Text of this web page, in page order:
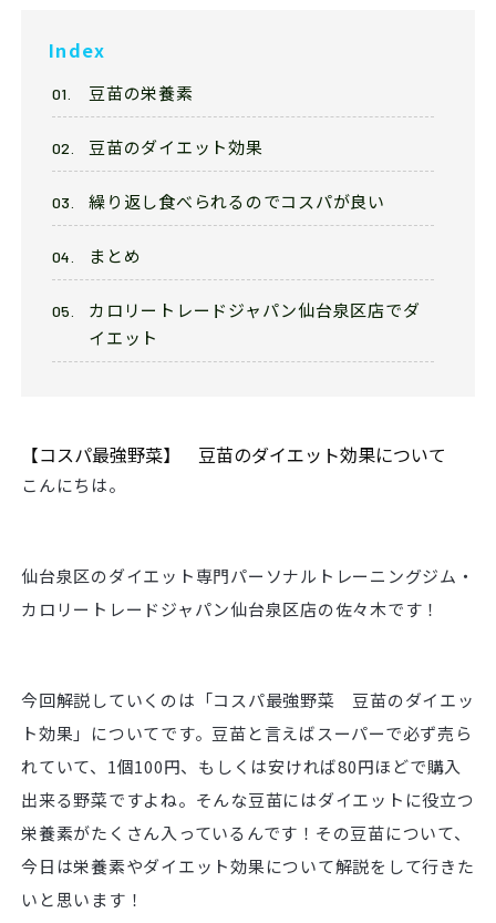
Our Sns
Index
豆苗の栄養素
豆苗のダイエット効果
繰り返し食べられるのでコスパが良い
まとめ
カロリートレードジャパン仙台泉区店でダ
イエット
【コスパ最強野菜】 豆苗のダイエット効果について
こんにちは。
仙台泉区のダイエット専門パーソナルトレーニングジム・
カロリートレードジャパン仙台泉区店の佐々木です！
今回解説していくのは「コスパ最強野菜 豆苗のダイエッ
ト効果」についてです。豆苗と言えばスーパーで必ず売ら
れていて、1個100円、もしくは安ければ80円ほどで購入
出来る野菜ですよね。そんな豆苗にはダイエットに役立つ
栄養素がたくさん入っているんです！その豆苗について、
今日は栄養素やダイエット効果について解説をして行きた
いと思います！